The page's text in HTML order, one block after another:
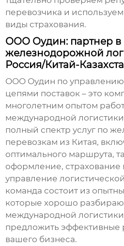
перевозчика и
виды страхования.
ООО Оудин: партнер в
железнодорожной
Россия/Китай-
ООО Оудин по
цепями поставок – это
многолетним опытом
международной логистики
полный спектр услуг по
перевозкам из Китая,
оптимального маршрута,
оформление, страхование
управление
команда состоит из
которые хорошо
международной логистики
предложить эффективные
вашего бизнеса.